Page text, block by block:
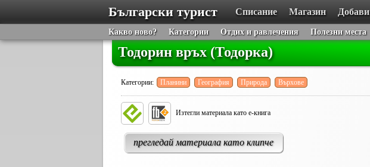
Български турист Списание Магазин Добави
Какво ново? Категории Отдих и равлечения Полезни места
Тодорин връх (Тодорка)
Категории: Планини География Природа Върхове
Изтегли материала като е-книга
прегледай материала като клипче